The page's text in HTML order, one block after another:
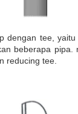
dengan tee,
beberapa
reducing tee.